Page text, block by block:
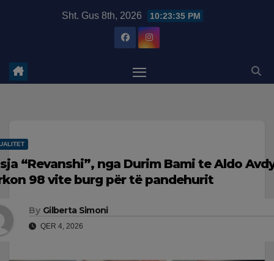
Sht. Gus 8th, 2026 10:23:36 PM
“Revanshi”, nga Durim Bami te Aldo
98 vite burg për të pandehurit
By Gilberta Simoni
QER 4, 2026